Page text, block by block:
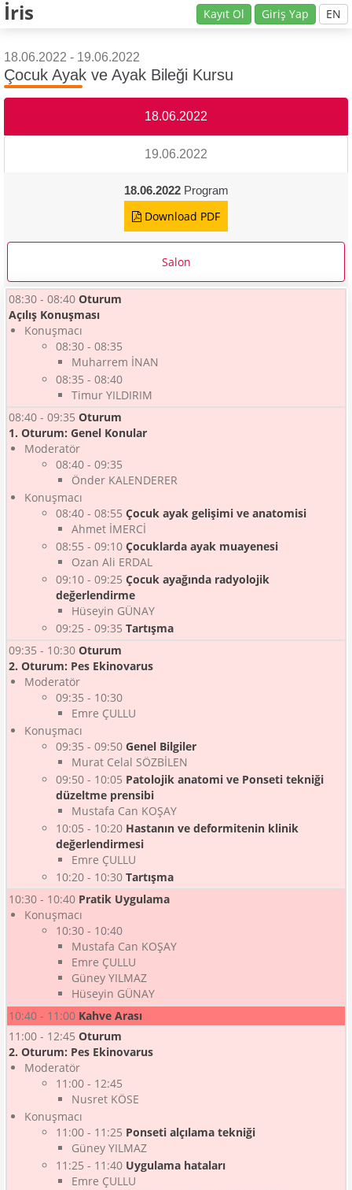
İris Kayıt Ol Giriş Yap EN
18.06.2022 - 19.06.2022
Çocuk Ayak ve Ayak Bileği Kursu
18.06.2022
19.06.2022
18.06.2022Program
Download PDF
Salon
08:30 - 08:40 Oturum
Açılış Konuşması
Konuşmacı
08:30 - 08:35
Muharrem İNAN
08:35 - 08:40
Timur YILDIRIM
08:40 - 09:35 Oturum
1. Oturum: Genel Konular
Moderatör
08:40 - 09:35
Önder KALENDERER
Konuşmacı
08:40 - 08:55 Çocuk ayak gelişimi ve anatomisi
Ahmet İMERCİ
08:55 - 09:10 Çocuklarda ayak muayenesi
Ozan Ali ERDAL
09:10 - 09:25 Çocuk ayağında radyolojik
değerlendirme
Hüseyin GÜNAY
09:25 - 09:35 Tartışma
09:35 - 10:30 Oturum
2. Oturum: Pes Ekinovarus
Moderatör
09:35 - 10:30
Emre ÇULLU
Konuşmacı
09:35 - 09:50 Genel Bilgiler
Murat Celal SÖZBİLEN
09:50 - 10:05 Patolojik anatomi ve Ponseti tekniği
düzeltme prensibi
Mustafa Can KOŞAY
10:05 - 10:20 Hastanın ve deformitenin klinik
değerlendirmesi
Emre ÇULLU
10:20 - 10:30 Tartışma
10:30 - 10:40 Pratik Uygulama
Konuşmacı
10:30 - 10:40
Mustafa Can KOŞAY
Emre ÇULLU
Güney YILMAZ
Hüseyin GÜNAY
10:40 - 11:00 Kahve Arası
11:00 - 12:45 Oturum
2. Oturum: Pes Ekinovarus
Moderatör
11:00 - 12:45
Nusret KÖSE
Konuşmacı
11:00 - 11:25 Ponseti alçılama tekniği
Güney YILMAZ
11:25 - 11:40 Uygulama hataları
Emre ÇULLU